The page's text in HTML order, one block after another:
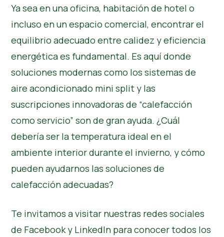
Ya sea en una oficina, habitación de hotel o
incluso en un espacio comercial, encontrar el
equilibrio adecuado entre calidez y eficiencia
energética es fundamental. Es aquí donde
soluciones modernas como los sistemas de
aire acondicionado mini split y las
suscripciones innovadoras de “calefacción
como servicio” son de gran ayuda. ¿Cuál
debería ser la temperatura ideal en el
ambiente interior durante el invierno, y cómo
pueden ayudarnos las soluciones de
calefacción adecuadas?
Te invitamos a visitar nuestras redes sociales
de Facebooky LinkedIn para conocer todos los